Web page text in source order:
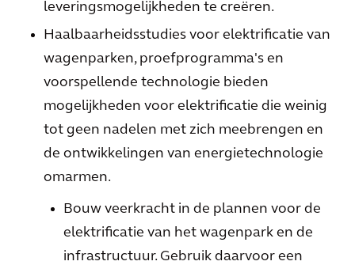
leveringsmogelijkheden te creëren.
Haalbaarheidsstudies voor elektrificatie van
wagenparken, proefprogramma's en
voorspellende technologie bieden
mogelijkheden voor elektrificatie die weinig
tot geen nadelen met zich meebrengen en
de ontwikkelingen van energietechnologie
omarmen.
Bouw veerkracht in de plannen voor de
elektrificatie van het wagenpark en de
infrastructuur. Gebruik daarvoor een